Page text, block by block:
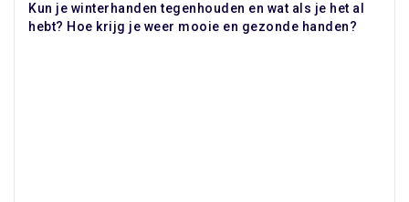
Kun je winterhanden tegenhouden en wat als je het al
hebt? Hoe krijg je weer mooie en gezonde handen?